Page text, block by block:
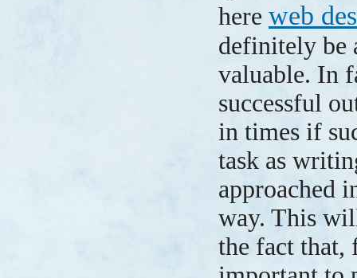
here web
definitely be
valuable. In
successful
in times if
task as
approached
way. This
the fact